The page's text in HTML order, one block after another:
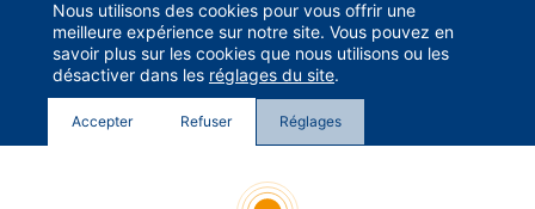
Groupe Vivalto Santé
Entre nous, la vie
Nous utilisons des cookies pour vous offrir une
meilleure expérience sur notre site. Vous pouvez en
savoir plus sur les cookies que nous utilisons ou les
désactiver dans les réglages du site.
Accepter Refuser Réglages